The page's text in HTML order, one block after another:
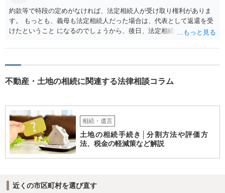
約款等で特段の定めがなければ、法定相続人が受け取り権利がありま
す。 もっとも、義母も法定相続人だった場合は、代表として返還を受
けたということ になるのでしょうから、後日、法定相続分に基づいて
不動産・土地の相続に関連する法律相談コラム
相続・遺言
土地の相続手続き│分割方法や評価方
法、税金の軽減策など解説
近くの市区町村を選び直す